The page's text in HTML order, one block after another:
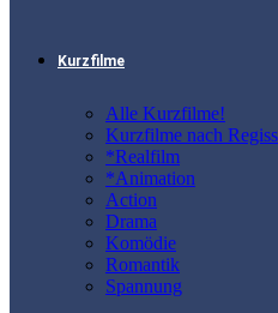
Kurzfilme
Alle Kurzfilme!
Kurzfilme nach
*Realfilm
*Animation
Action
Drama
Komödie
Romantik
Spannung